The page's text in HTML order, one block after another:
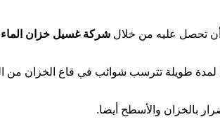
أن تحصل عليه من خلال شركة غسيل خزان الماء
طويلة تترسب شوائب في قاع الخزان من
بالخزان والأسطح أيضا.